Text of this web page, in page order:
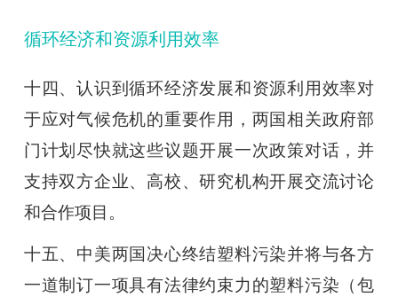
循环经济和资源利用效率
十四、认识到循环经济发展和资源利用效率对
于应对气候危机的重要作用，两国相关政府部
门计划尽快就这些议题开展一次政策对话，并
支持双方企业、高校、研究机构开展交流讨论
和合作项目。
十五、中美两国决心终结塑料污染并将与各方
一道制订一项具有法律约束力的塑料污染（包